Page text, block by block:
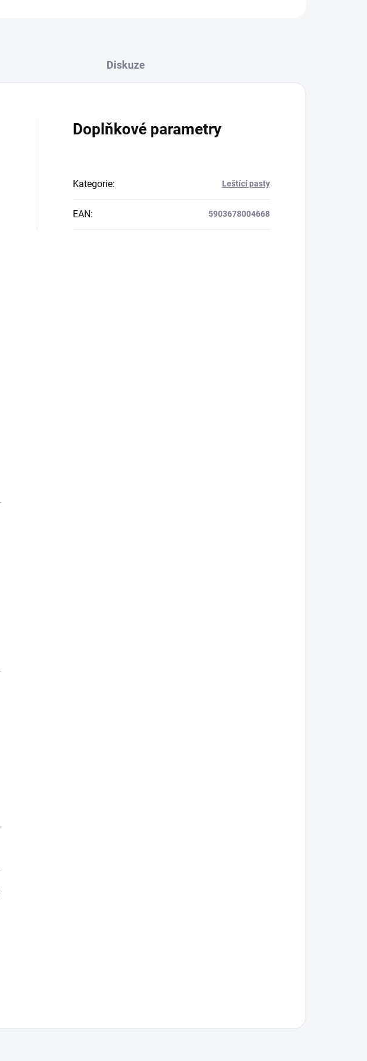
Diskuze
Doplňkové parametry
Kategorie: Leštící pasty
EAN: 5903678004668